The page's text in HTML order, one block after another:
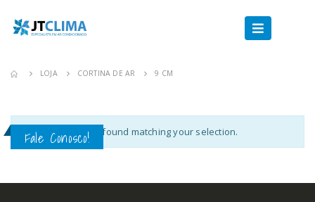
LOJA CORTINA DE AR 9 CM
No products were found matching your selection.
Fale Conosco!